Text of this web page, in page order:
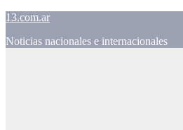
Skip
content
13.com.ar
Noticias nacionales e internacionales